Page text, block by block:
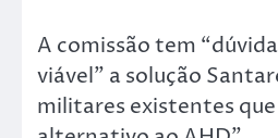
A comissão tem
viável” a solução
militares existentes